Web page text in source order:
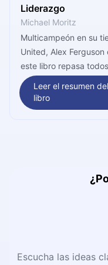
Liderazgo
Michael Moritz
Multicampeón en su
United, Alex
este libro repasa
manejar grupos.
Leer el resumen del
libro
Escucha las ideas